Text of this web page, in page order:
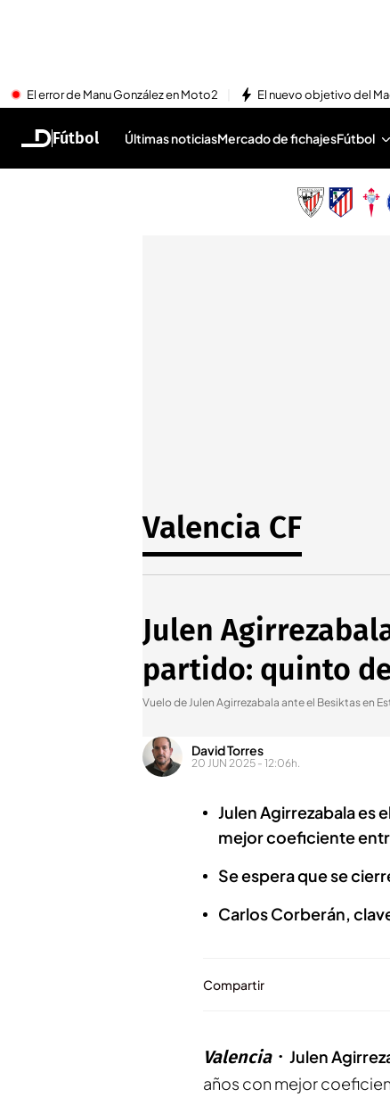
El error de Manu González en Moto2 El nuevo objetivo del
Fútbol Últimas noticiasMercado de fichajesFútbol
Valencia CF
Julen
partido: quinto
Vuelo de Julen Agirrezabala ante el Besiktas en
David Torres
20 JUN 2025 - 12:06h.
Julen Agirrezabala es
mejor coeficiente
Se espera que se
Carlos Corberán,
Compartir
Valencia Julen
años con mejor